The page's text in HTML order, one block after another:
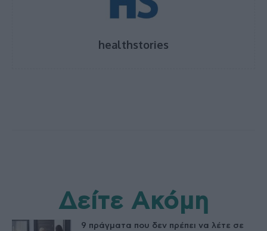
healthstories
Δείτε Ακόμη
9 πράγματα που δεν πρέπει να λέτε σε